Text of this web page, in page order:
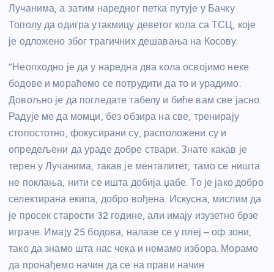
Лучанима, а затим наредног петка путује у Бачку
Тополу да одигра утакмицу деветог кола са ТСЦ, које
је одложено због трагичних дешавања на Косову.
“Неопходно је да у наредна два кола освојимо неке
бодове и мораћемо се потрудити да то и урадимо.
Довољно је да погледате табелу и биће вам све јасно.
Радује ме да момци, без обзира на све, тренирају
стопостотно, фокусирани су, расположени су и
опредељени да ураде добре ствари. Знате какав је
терен у Лучанима, такав је менталитет, тамо се ништа
не поклања, нити се ишта добија џабе. То је јако добро
селектирана екипа, добро вођена. Искусна, мислим да
је просек старости 32 године, али имају изузетно брзе
играче. Имају 25 бодова, налазе се у плеј – оф зони,
тако да знамо шта нас чека и немамо избора. Морамо
да пронађемо начин да се на прави начин